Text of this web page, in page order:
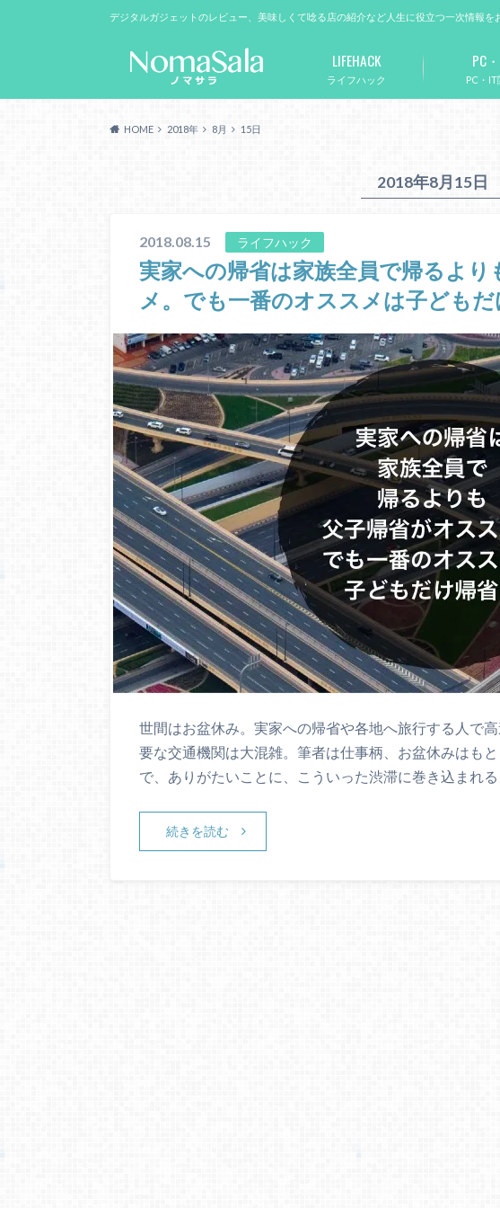
デジタルガジェットのレビュー、美味しくて唸る店の紹介など人生に役立つ一次情報を
ライフハック
LIFEHACK
PC・IT
PC
HOME 2018年 8月 15日
2018年8月15日
2018.08.15 ライフハック
実家への帰省は家族全員で帰るより
メ。でも一番のオススメは子どもだ
世間はお盆休み。実家への帰省や各地へ旅行する人で
要な交通機関は大混雑。筆者は仕事柄、お盆休みはも
で、ありがたいことに、こういった渋滞に巻き込まれ
続きを読む